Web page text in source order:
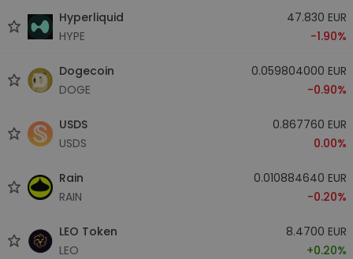
Hyperliquid
HYPE
47.830 EUR
-1.90%
Dogecoin
DOGE
0.059804000 EUR
-0.90%
USDS
USDS
0.867760 EUR
0.00%
Rain
RAIN
0.010884640 EUR
-0.20%
LEO Token
LEO
8.4700 EUR
+0.20%